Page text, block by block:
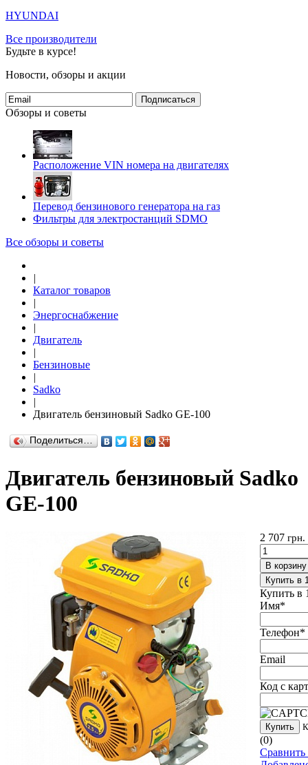
HYUNDAI
Все производители
Будьте в курсе!
Новости, обзоры и акции
Подписаться
Обзоры и советы
Расположение VIN номера на двигателях
Перевод бензинового генератора на газ
Фильтры для электростанций SDMO
Все обзоры и советы
|
Каталог товаров
|
Энергоснабжение
|
Двигатель
|
Бензиновые
|
Sadko
|
Двигатель бензиновый Sadko GE-100
Поделиться…
Двигатель бензиновый Sadko
GE-100
2 707 грн.
В корзину
Купить в
Купить в
Имя*
Телефон*
Email
Код с
Купить
(0)
Сравнить